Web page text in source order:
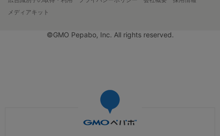
メディアキット
©GMO Pepabo, Inc. All rights reserved.